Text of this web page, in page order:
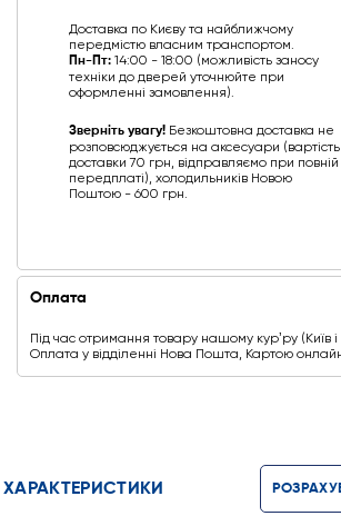
Доставка по Києву та найближчому
передмістю власним транспортом.
Пн-Пт: 14:00 - 18:00 (можливість заносу
техніки до дверей уточнюйте при
оформленні замовлення).
Зверніть увагу! Безкоштовна доставка не
розповсюджується на аксесуари (вартість
доставки 70 грн, відправляємо при повній
передплаті), холодильників Новою
Поштою - 600 грн.
Оплата
Під час отримання товару нашому курʼру (Київ
Оплата у відділенні Нова Пошта, Картою
ХАРАКТЕРИСТИКИ